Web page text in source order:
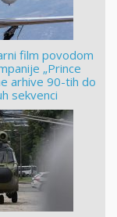
film povodom
„Prince
arhive 90-tih do
sekvenci